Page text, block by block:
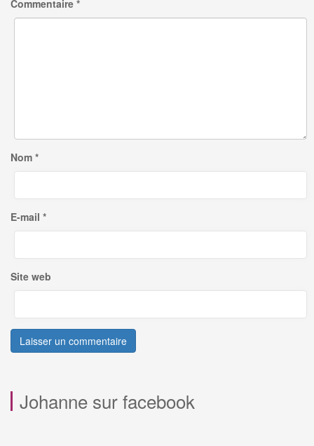
Commentaire *
Nom *
E-mail *
Site web
Johanne sur facebook